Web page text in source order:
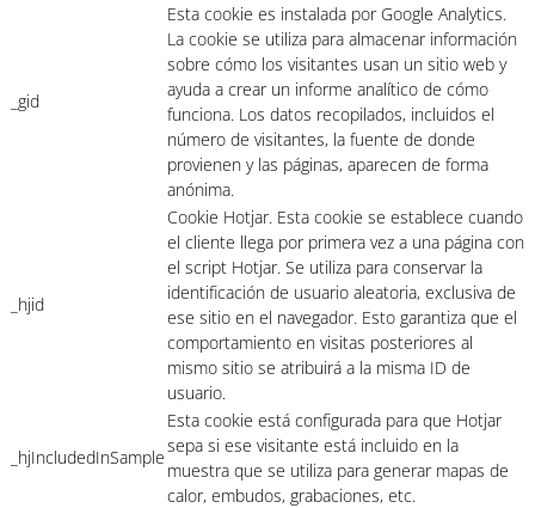
_gid
Esta cookie es instalada por Google Analytics.
La cookie se utiliza para almacenar información
sobre cómo los visitantes usan un sitio web y
ayuda a crear un informe analítico de cómo
funciona. Los datos recopilados, incluidos el
número de visitantes, la fuente de donde
provienen y las páginas, aparecen de forma
anónima.
_hjid
Cookie Hotjar. Esta cookie se establece cuando
el cliente llega por primera vez a una página con
el script Hotjar. Se utiliza para conservar la
identificación de usuario aleatoria, exclusiva de
ese sitio en el navegador. Esto garantiza que el
comportamiento en visitas posteriores al
mismo sitio se atribuirá a la misma ID de
usuario.
_hjIncludedInSample
Esta cookie está configurada para que Hotjar
sepa si ese visitante está incluido en la
muestra que se utiliza para generar mapas de
calor, embudos, grabaciones, etc.